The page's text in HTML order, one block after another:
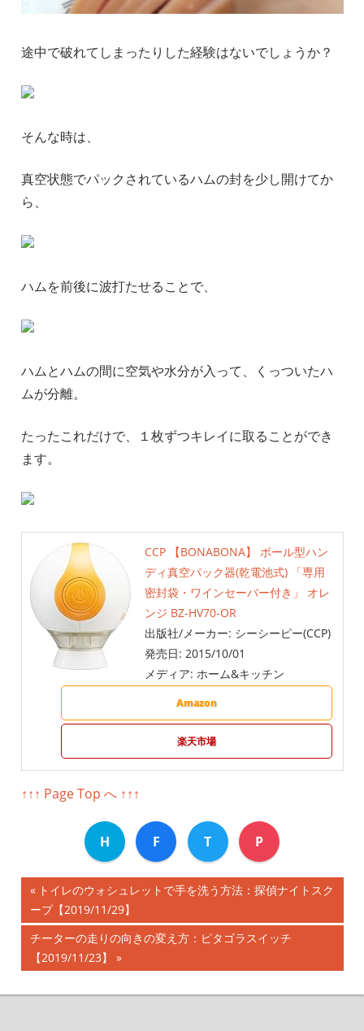
途中で破れてしまったりした経験はないでしょうか？
そんな時は、
真空状態でパックされているハムの封を少し開けてか
ら、
ハムを前後に波打たせることで、
ハムとハムの間に空気や水分が入って、くっついたハ
ムが分離。
たったこれだけで、１枚ずつキレイに取ることができ
ます。
CCP 【BONABONA】 ボール型ハン
ディ真空パック器(乾電池式) 「専用
密封袋・ワインセーバー付き」 オレ
ンジ BZ-HV70-OR
出版社/メーカー: シーシーピー(CCP)
発売日: 2015/10/01
メディア: ホーム&キッチン
Amazon
楽天市場
↑↑↑ Page Top へ ↑↑↑
H F T P
投
稿
ナ
ビ
前
の
記
事:
トイレのウォシュレットで手を洗う方法：探偵ナイトスク
ープ【2019/11/29】
次
の
事:
チーターの走りの向きの変え方：ピタゴラスイッチ
【2019/11/23】